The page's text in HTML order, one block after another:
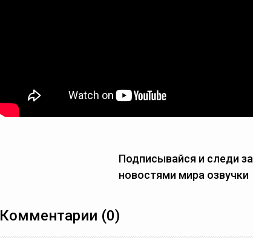
Подписывайся и следи за
новостями мира озвучки
Комментарии (0)